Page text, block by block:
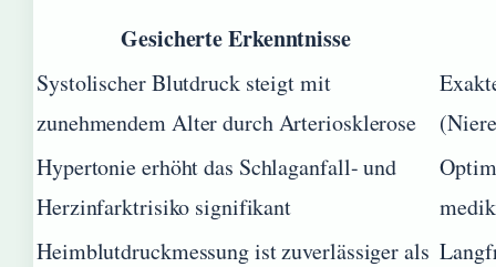
Gesicherte Erkenntnisse
Systolischer Blutdruck steigt mit
zunehmendem Alter durch Arteriosklerose
Hypertonie erhöht das Schlaganfall- und
Herzinfarktrisiko signifikant
Heimblutdruckmessung ist zuverlässiger als